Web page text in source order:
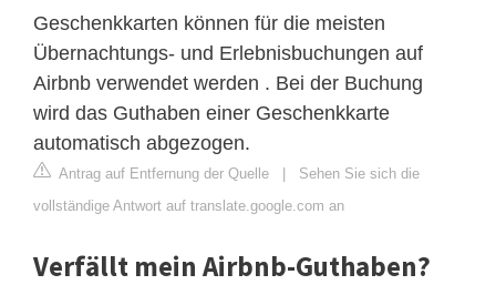
Geschenkkarten können für die meisten
Übernachtungs- und Erlebnisbuchungen auf
Airbnb verwendet werden . Bei der Buchung
wird das Guthaben einer Geschenkkarte
automatisch abgezogen.
Antrag auf Entfernung der Quelle | Sehen Sie sich die
vollständige Antwort auf translate.google.com an
Verfällt mein Airbnb-Guthaben?